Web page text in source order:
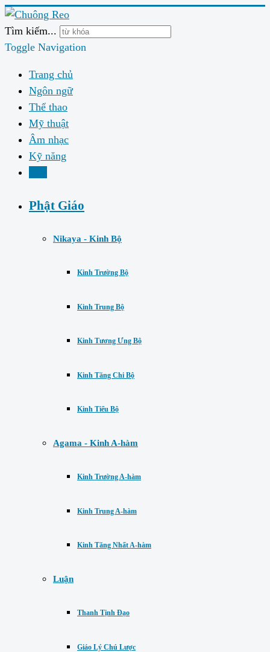
Tìm kiếm...
Toggle Navigation
Trang chủ
Ngôn ngữ
Thể thao
Mỹ thuật
Âm nhạc
Kỹ năng
Phật Giáo
Nikaya - Kinh Bộ
Kinh Trường Bộ
Kinh Trung Bộ
Kinh Tương Ưng Bộ
Kinh Tăng Chi Bộ
Kinh Tiểu Bộ
Agama - Kinh A-hàm
Kinh Trường A-hàm
Kinh Trung A-hàm
Kinh Tăng Nhất A-hàm
Luận
Thanh Tịnh Đạo
Giáo Lý Chú Lược